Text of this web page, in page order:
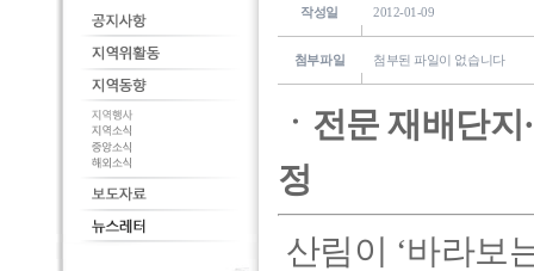
작성일 2012-01-09
첨부파일 첨부된 파일이 없습니다
ㆍ전문 재배단
정
산림이 ‘바라보